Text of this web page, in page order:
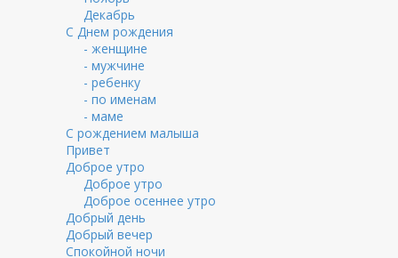
Декабрь
С Днем рождения
- женщине
- мужчине
- ребенку
- по именам
- маме
С рождением малыша
Привет
Доброе утро
Доброе утро
Доброе осеннее утро
Добрый день
Добрый вечер
Спокойной ночи